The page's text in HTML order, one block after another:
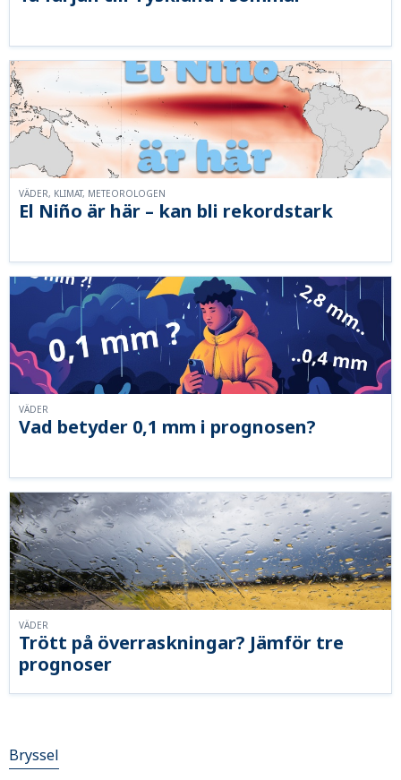
El Niño är här – kan bli rekordstark
VÄDER, KLIMAT, METEOROLOGEN
Vad betyder 0,1 mm i prognosen?
VÄDER
Trött på överraskningar? Jämför tre
prognoser
VÄDER
Bryssel